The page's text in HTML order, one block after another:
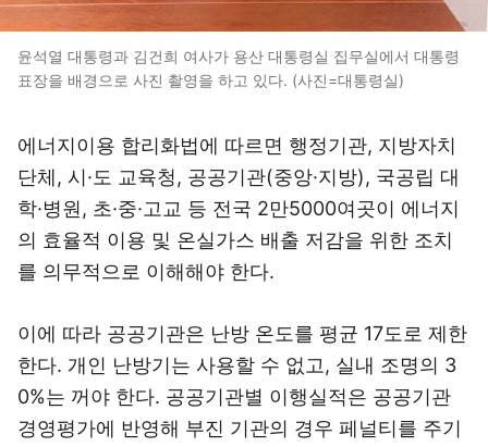
윤석열 대통령과 김건희 여사가 용산 대통령실 집무실에서 대통령
표장을 배경으로 사진 촬영을 하고 있다. (사진=대통령실)
에너지이용 합리화법에 따르면 행정기관, 지방자치
단체, 시·도 교육청, 공공기관(중앙·지방), 국공립 대
학·병원, 초·중·고교 등 전국 2만5000여곳이 에너지
의 효율적 이용 및 온실가스 배출 저감을 위한 조치
를 의무적으로 이해해야 한다.
이에 따라 공공기관은 난방 온도를 평균 17도로 제한
한다. 개인 난방기는 사용할 수 없고, 실내 조명의 3
0%는 꺼야 한다. 공공기관별 이행실적은 공공기관
경영평가에 반영해 부진 기관의 경우 페널티를 주기